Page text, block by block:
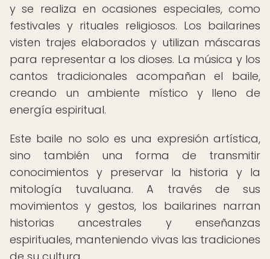
y se realiza en ocasiones especiales, como
festivales y rituales religiosos. Los bailarines
visten trajes elaborados y utilizan máscaras
para representar a los dioses. La música y los
cantos tradicionales acompañan el baile,
creando un ambiente místico y lleno de
energía espiritual.
Este baile no solo es una expresión artística,
sino también una forma de transmitir
conocimientos y preservar la historia y la
mitología tuvaluana. A través de sus
movimientos y gestos, los bailarines narran
historias ancestrales y enseñanzas
espirituales, manteniendo vivas las tradiciones